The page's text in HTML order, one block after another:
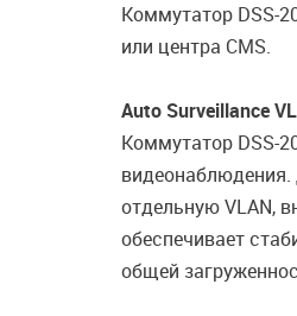
Коммутатор DSS-
или центра CMS.
Auto Surveillance
Коммутатор DSS-
видеонаблюдения.
отдельную VLAN,
обеспечивает
общей